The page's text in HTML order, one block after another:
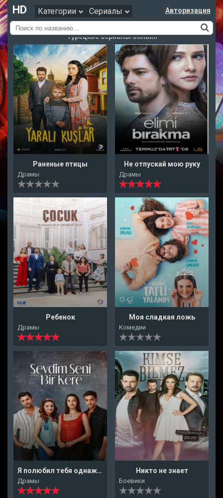
HD Категории Сериалы Авторизация
Турецкие сериалы онлайн
Раненые птицы
Драмы
Не отпускай мою руку
Драмы
Ребенок
Драмы
Моя сладкая ложь
Комедии
Я полюбил тебя однажды
Драмы
Никто не знает
Боевики